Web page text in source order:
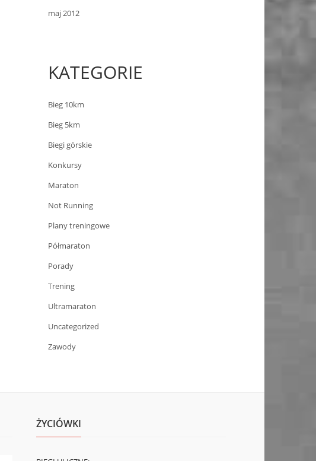
maj 2012
KATEGORIE
Bieg 10km
Bieg 5km
Biegi górskie
Konkursy
Maraton
Not Running
Plany treningowe
Półmaraton
Porady
Trening
Ultramaraton
Uncategorized
Zawody
ŻYCIÓWKI